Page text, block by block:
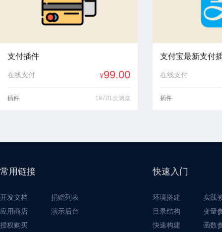
支付插件
¥99.00
在线支付
插件 19701次浏览
支付宝最新支付
在线支付
插件
常用链接
开发文档
捐赠列表
应用商店
演示后台
授权购买
快速入门
环境搭建
实践
目录结构
变量
快速构建
函数